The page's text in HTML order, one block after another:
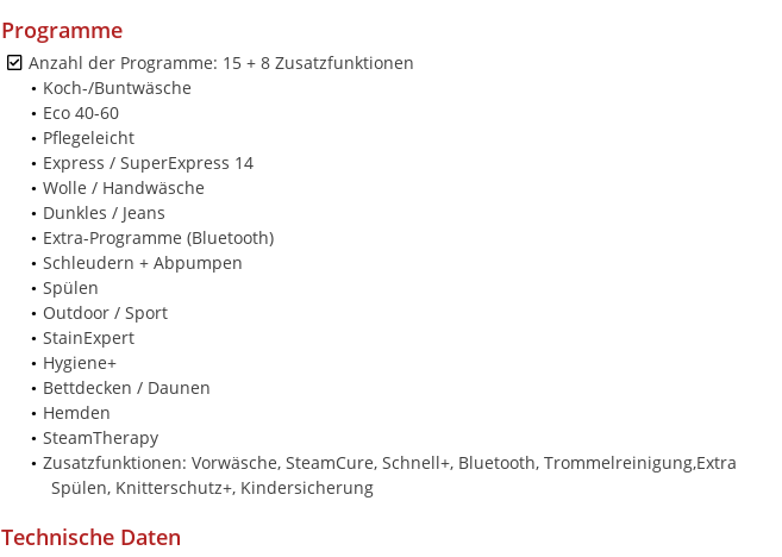
Programme
Anzahl der Programme: 15 + 8 Zusatzfunktionen
Koch-/Buntwäsche
Eco 40-60
Pflegeleicht
Express / SuperExpress 14
Wolle / Handwäsche
Dunkles / Jeans
Extra-Programme (Bluetooth)
Schleudern + Abpumpen
Spülen
Outdoor / Sport
StainExpert
Hygiene+
Bettdecken / Daunen
Hemden
SteamTherapy
Zusatzfunktionen: Vorwäsche, SteamCure, Schnell+, Bluetooth, Trommelreinigung,Extra
Spülen, Knitterschutz+, Kindersicherung
Technische Daten